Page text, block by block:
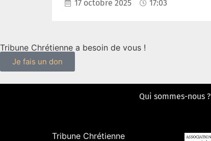
17 octobre 2025 17:03
Tribune Chrétienne a besoin de vous !
Je fais un don
Qui sommes-nous ?
Tribune Chrétienne